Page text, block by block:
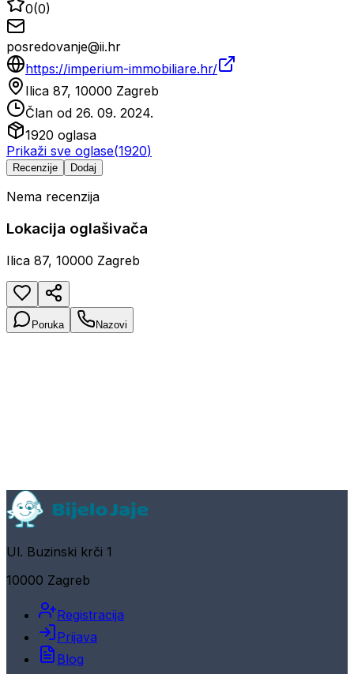
0(0)
posredovanje@ii.hr
https://imperium-immobiliare.hr/
Ilica 87, 10000 Zagreb
Član od 26. 09. 2024.
1920 oglasa
Prikaži sve oglase(1920)
Recenzije Dodaj
Nema recenzija
Lokacija oglašivača
Ilica 87, 10000 Zagreb
Poruka Nazovi
Ul. Buzinski krči 1
10000 Zagreb
Registracija
Prijava
Blog